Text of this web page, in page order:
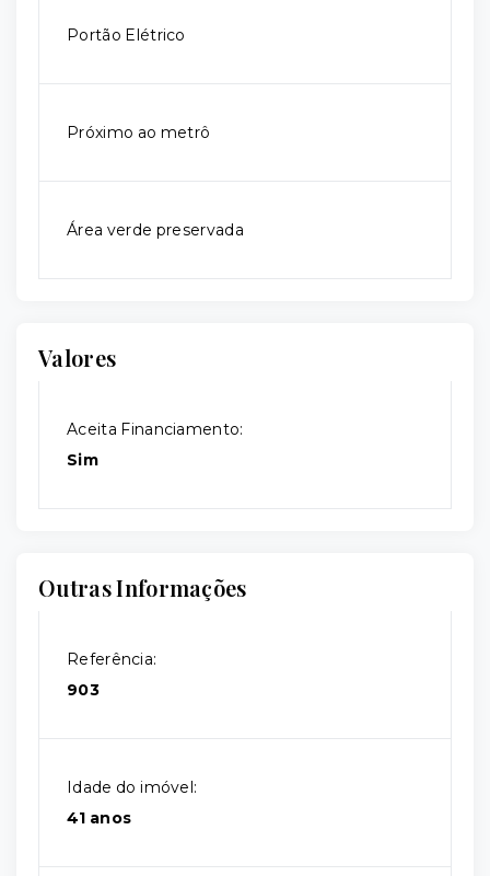
Portão Elétrico
Próximo ao metrô
Área verde preservada
Valores
Aceita Financiamento:
Sim
Outras Informações
Referência:
903
Idade do imóvel:
41 anos